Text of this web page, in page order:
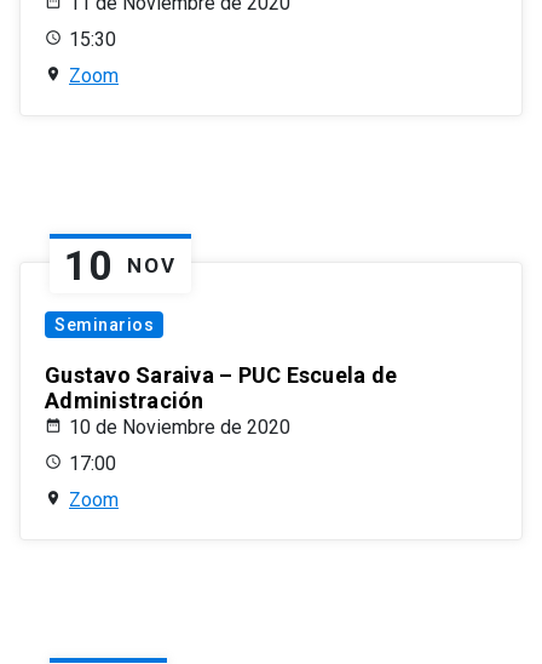
15:30
Zoom
10 NOV
Seminarios
Gustavo Saraiva – PUC Escuela de
Administración
10 de Noviembre de 2020
17:00
Zoom